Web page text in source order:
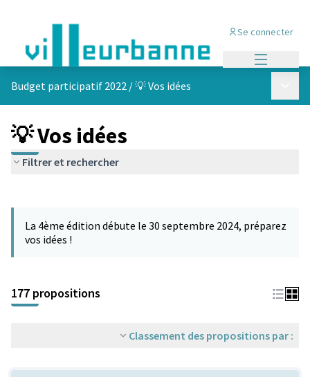
Se connecter
Budget participatif 2022 /💡 Vos idées
💡 Vos idées
Filtrer et rechercher
−
La 4ème édition débute le 30 septembre 2024, préparez
vos idées !
177 propositions
Classement des propositions par :